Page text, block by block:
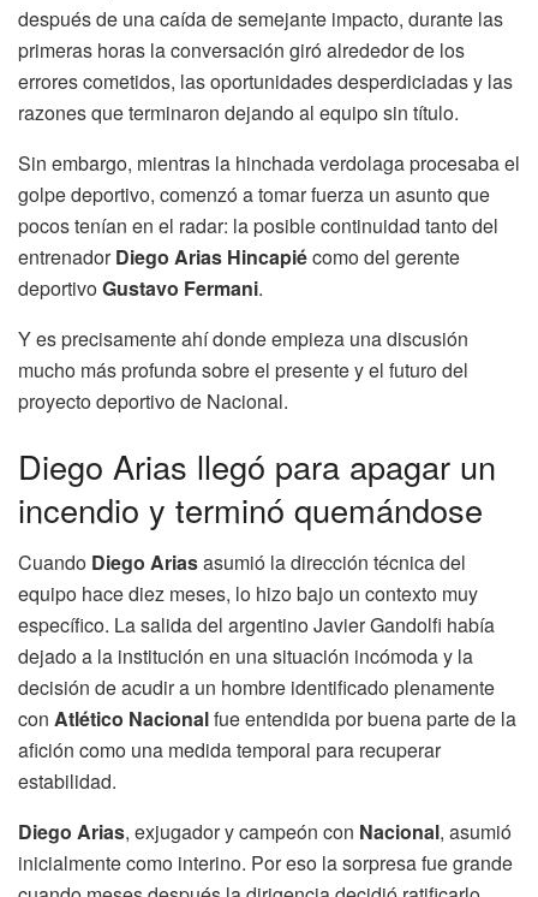
después de una caída de semejante impacto, durante las
primeras horas la conversación giró alrededor de los
errores cometidos, las oportunidades desperdiciadas y las
razones que terminaron dejando al equipo sin título.
Sin embargo, mientras la hinchada verdolaga procesaba el
golpe deportivo, comenzó a tomar fuerza un asunto que
pocos tenían en el radar: la posible continuidad tanto del
entrenadorDiego Arias Hincapiécomo del gerente
deportivoGustavo Fermani.
Y es precisamente ahí donde empieza una discusión
mucho más profunda sobre el presente y el futuro del
proyecto deportivo de Nacional.
Diego Arias llegó para apagar un
incendio y terminó quemándose
Cuando Diego Ariasasumió la dirección técnica del
equipo hace diez meses, lo hizo bajo un contexto muy
específico. La salida del argentino Javier Gandolfi había
dejado a la institución en una situación incómoda y la
decisión de acudir a un hombre identificado plenamente
con Atlético Nacionalfue entendida por buena parte de la
afición como una medida temporal para recuperar
estabilidad.
Diego Arias, exjugador y campeón con Nacional, asumió
inicialmente como interino. Por eso la sorpresa fue grande